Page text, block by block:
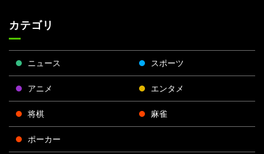
カテゴリ
ニュース スポーツ
アニメ エンタメ
将棋 麻雀
ポーカー